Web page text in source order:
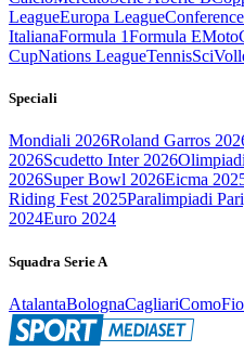
LeagueEuropa League
ItalianaFormula 1Formula E
CupNations LeagueTennisSci
Speciali
Mondiali 2026Roland Garros
2026Scudetto Inter 2026
2026Super Bowl 2026Eicma
Riding Fest 2025Paralimpiadi
2024Euro 2024
Squadra Serie A
AtalantaBolognaCagliariComo